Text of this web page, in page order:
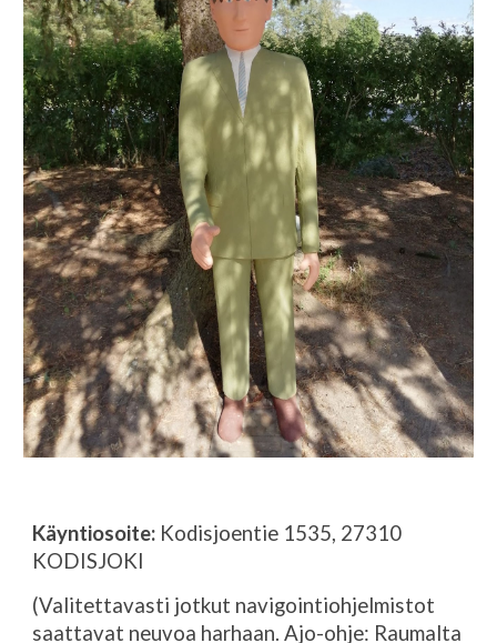
Käyntiosoite: Kodisjoentie 1535, 27310
KODISJOKI
(Valitettavasti jotkut navigointiohjelmistot
saattavat neuvoa harhaan. Ajo-ohje: Raumalta